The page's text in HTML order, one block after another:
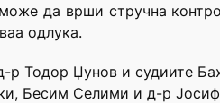
да врши стручна
одлука.
р Тодор Џунов и судиите
Бесим Селими и д-р